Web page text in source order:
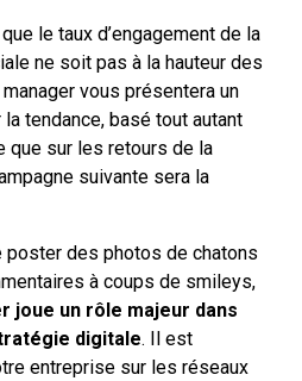
le taux d’engagement de la
ne soit pas à la hauteur des
vous présentera un
tendance, basé tout autant
que sur les retours de la
suivante sera la
poster des photos de chatons
à coups de smileys,
joue un rôle majeur dans
digitale. Il est
entreprise sur les réseaux